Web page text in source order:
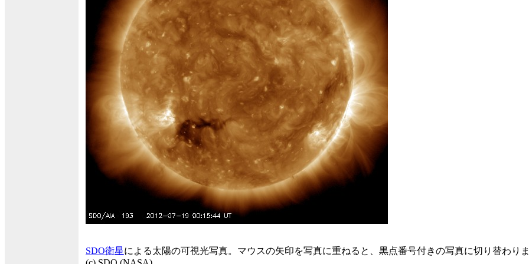
SDO衛星による太陽の可視光写真。マウスの矢印を写真に重ねると、黒点番号付きの写真に切り替わり